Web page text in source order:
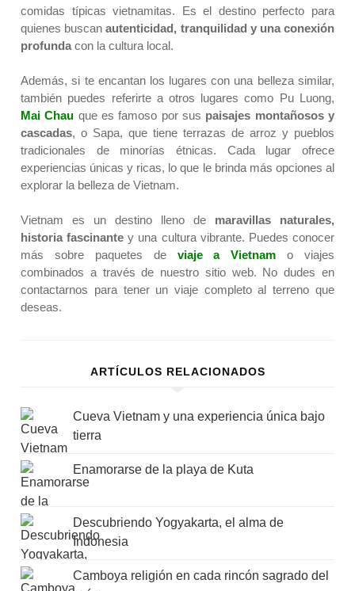
comidas típicas vietnamitas. Es el destino perfecto para
quienes buscanautenticidad, tranquilidad y una conexión
profundacon la cultura local.
Además, si te encantan los lugares con una belleza similar,
también puedes referirte a otros lugares como Pu Luong,
Mai Chau que es famoso por sus paisajes montañosos y
cascadas, o Sapa, que tiene terrazas de arroz y pueblos
tradicionales de minorías étnicas. Cada lugar ofrece
experiencias únicas y ricas, lo que le brinda más opciones al
explorar la belleza de Vietnam.
Vietnam es un destino lleno de maravillas naturales,
historia fascinantey una cultura vibrante. Puedes conocer
más sobre paquetes de viaje a Vietnam o viajes
combinados a través de nuestro sitio web. No dudes en
contactarnos para tener un viaje completo al terreno que
deseas.
ARTÍCULOS RELACIONADOS
Cueva Vietnam y una experiencia única bajo
tierra
Enamorarse de la playa de Kuta
Descubriendo Yogyakarta, el alma de
Indonesia
Camboya religión en cada rincón sagrado del